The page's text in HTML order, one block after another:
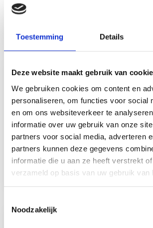
Toestemming Details
Deze website maakt gebruik van
We gebruiken cookies om content en
personaliseren, om functies voor social
en om ons websiteverkeer te
informatie over uw gebruik van onze
partners voor social media, adverteren
partners kunnen deze gegevens
informatie die u aan ze heeft verstrekt
verzameld op basis van uw gebruik van
Noodzakelijk
Pedagogisch professional
Schoenertje
Amsterdam Noord
Parttime/Fulltime (16-34 uur)
€ 2.641 tot € 3.630 (o.b.v. 36
Bekijk vacature
Pedagogisch professional